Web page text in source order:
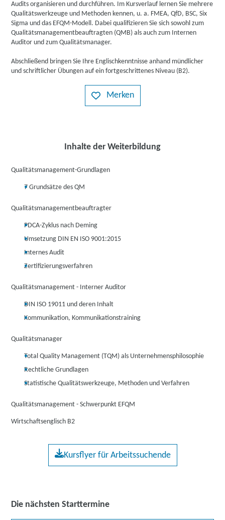
Audits organisieren und durchführen. Im Kursverlauf lernen Sie mehrere
Qualitätswerkzeuge und Methoden kennen, u. a. FMEA, QfD, BSC, Six
Sigma und das EFQM-Modell. Dabei qualifizieren Sie sich sowohl zum
Qualitätsmanagementbeauftragten (QMB) als auch zum Internen
Auditor und zum Qualitätsmanager.
Abschließend bringen Sie Ihre Englischkenntnisse anhand mündlicher
und schriftlicher Übungen auf ein fortgeschrittenes Niveau (B2).
Merken
Inhalte der Weiterbildung
Qualitätsmanagement-Grundlagen
7 Grundsätze des QM
Qualitätsmanagementbeauftragter
PDCA-Zyklus nach Deming
Umsetzung DIN EN ISO 9001:2015
Internes Audit
Zertifizierungsverfahren
Qualitätsmanagement - Interner Auditor
DIN ISO 19011 und deren Inhalt
Kommunikation, Kommunikationstraining
Qualitätsmanager
Total Quality Management (TQM) als Unternehmensphilosophie
Rechtliche Grundlagen
Statistische Qualitätswerkzeuge, Methoden und Verfahren
Qualitätsmanagement - Schwerpunkt EFQM
Wirtschaftsenglisch B2
Kursflyer für Arbeitssuchende
Die nächsten Starttermine